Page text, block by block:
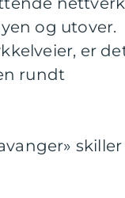
og utover.
er
rundt
skiller